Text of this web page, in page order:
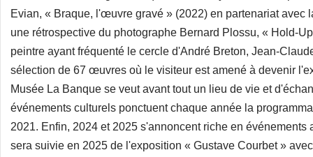
Evian, « Braque, l'œuvre gravé » (2022) en partenariat avec
une rétrospective du photographe Bernard Plossu, « Hold-
peintre ayant fréquenté le cercle d'André Breton, Jean-
sélection de 67 œuvres où le visiteur est amené à devenir
Musée La Banque se veut avant tout un lieu de vie et
événements culturels ponctuent chaque année la
2021. Enfin, 2024 et 2025 s'annoncent riche en
sera suivie en 2025 de l'exposition « Gustave Courbet »